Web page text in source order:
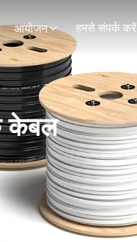
आयोजन हमसे संपर्क करें
केबल